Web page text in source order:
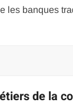
les banques
de la